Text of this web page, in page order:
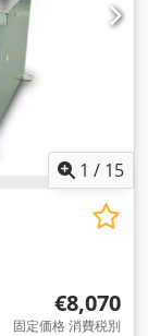
1 / 15
€8,070
固定価格 消費税別